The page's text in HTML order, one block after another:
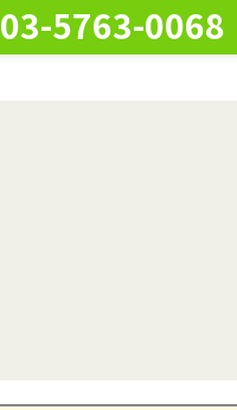
03-5763-0068